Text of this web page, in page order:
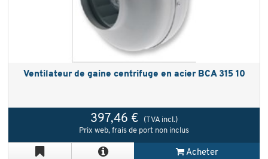
Ventilateur de gaine centrifuge en acier BCA 315 10
397,46 €
(TVA incl.)
Prix web, frais de port non inclus
Acheter